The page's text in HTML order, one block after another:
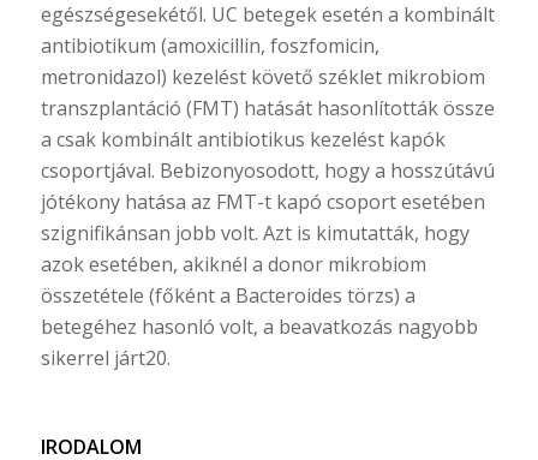
egészségesekétől. UC betegek esetén a kombinált
antibiotikum (amoxicillin, foszfomicin,
metronidazol) kezelést követő széklet mikrobiom
transzplantáció (FMT) hatását hasonlították össze
a csak kombinált antibiotikus kezelést kapók
csoportjával. Bebizonyosodott, hogy a hosszútávú
jótékony hatása az FMT-t kapó csoport esetében
szignifikánsan jobb volt. Azt is kimutatták, hogy
azok esetében, akiknél a donor mikrobiom
összetétele (főként a Bacteroides törzs) a
betegéhez hasonló volt, a beavatkozás nagyobb
sikerrel járt20.
IRODALOM